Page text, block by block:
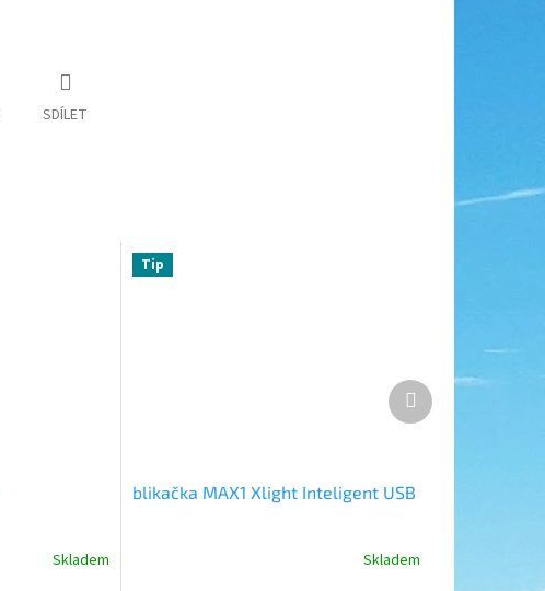
SDÍLET
Skladem
Tip
blikačka MAX1 Xlight Inteligent USB
Skladem
Další
produkt